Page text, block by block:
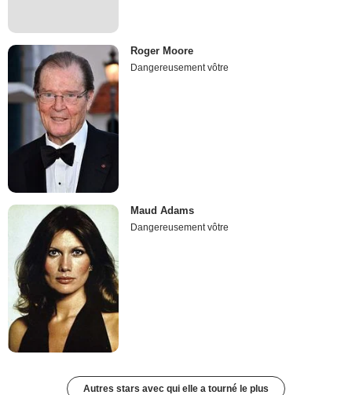
Roger Moore
Dangereusement vôtre
Maud Adams
Dangereusement vôtre
Autres stars avec qui elle a tourné le plus